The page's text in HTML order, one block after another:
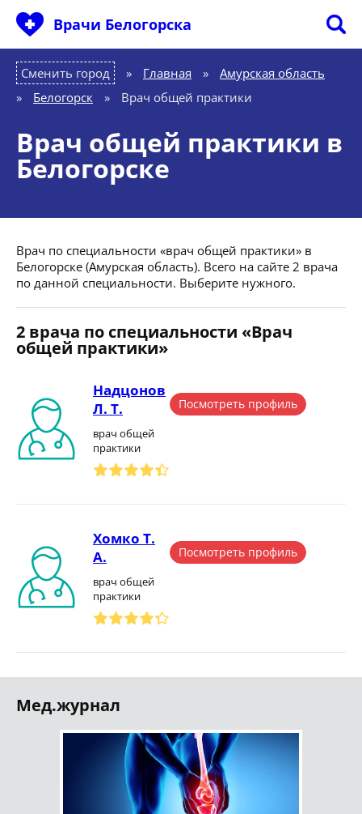
Врачи Белогорска
Сменить город Главная »
Амурская область
»
Белогорск » Врач общей практики
Врач общей практики в
Белогорске
Врач по специальности «врач общей практики» в
Белогорске (Амурская область). Всего на сайте 2 врача
по данной специальности. Выберите нужного.
2 врача по специальности «Врач
общей практики»
Надцонов
Л. Т.
врач общей
практики
Посмотреть профиль
Хомко Т.
А.
врач общей
практики
Посмотреть профиль
Мед.журнал